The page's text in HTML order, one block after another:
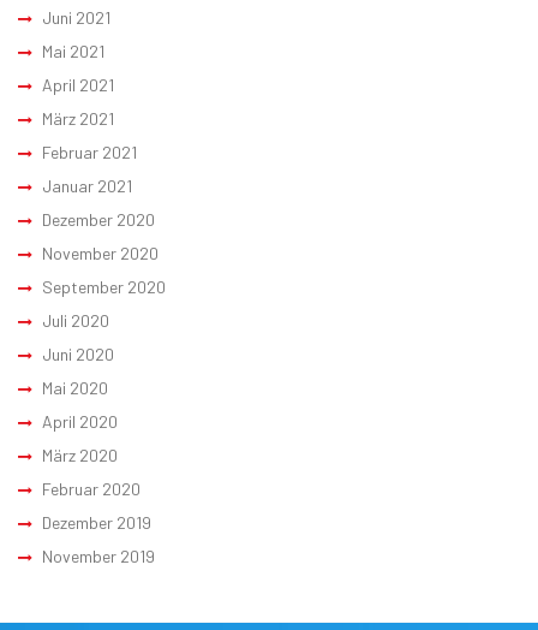
Juni 2021
Mai 2021
April 2021
März 2021
Februar 2021
Januar 2021
Dezember 2020
November 2020
September 2020
Juli 2020
Juni 2020
Mai 2020
April 2020
März 2020
Februar 2020
Dezember 2019
November 2019